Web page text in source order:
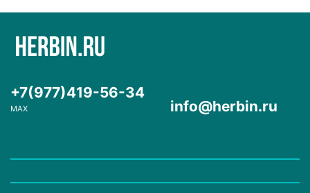
+7(977)419-56-34
MAX info@herbin.ru